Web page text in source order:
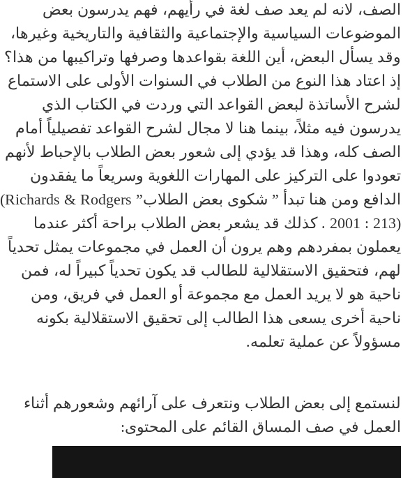
الصف، لانه لم يعد صف لغة في رأيهم، فهم يدرسون بعض
الموضوعات السياسية والإجتماعية والثقافية والتاريخية وغيرها،
وقد يسأل البعض، أين اللغة بقواعدها وصرفها وتراكيبها من هذا؟
إذ اعتاد هذا النوع من الطلاب في السنوات الأولى على الاستماع
لشرح الأساتذة لبعض القواعد التي وردت في الكتاب الذي
يدرسون فيه مثلاً، بينما هنا لا مجال لشرح القواعد تفصيلياً أمام
الصف كله، وهذا قد يؤدي إلى شعور بعض الطلاب بالإحباط لأنهم
تعودوا على التركيز على المهارات اللغوية وسريعاً ما يفقدون
الدافع ومن هنا تبدأ ” شكوى بعض الطلاب” (Richards & Rodgers
2001 : 213) . كذلك قد يشعر بعض الطلاب براحة أكثر عندما
يعملون بمفردهم وهم يرون أن العمل في مجموعات يمثل تحدياً
لهم، فتحقيق الاستقلالية للطالب قد يكون تحدياً كبيراً له، فمن
ناحية هو لا يريد العمل مع مجموعة أو العمل في فريق، ومن
ناحية أخرى يسعى هذا الطالب إلى تحقيق الاستقلالية بكونه
مسؤولاً عن عملية تعلمه.
لنستمع إلى بعض الطلاب ونتعرف على آرائهم وشعورهم أثناء
العمل في صف المساق القائم على المحتوى: